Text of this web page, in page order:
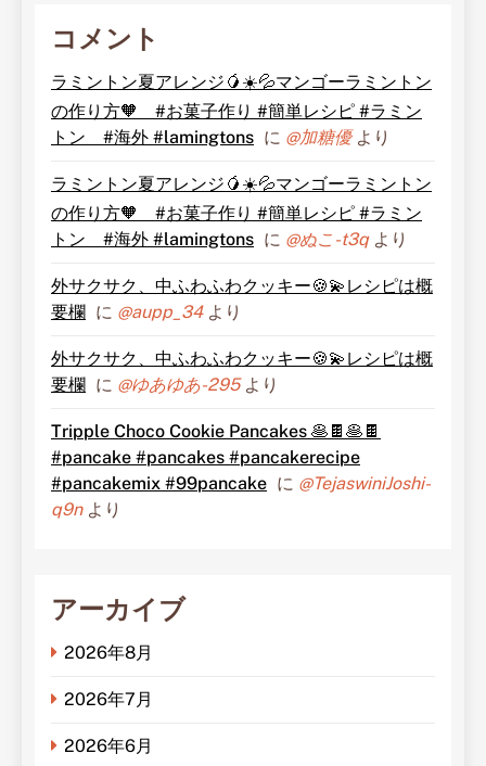
コメント
ラミントン夏アレンジ🥭☀️💦マンゴーラミントン
の作り方🧡 #お菓子作り #簡単レシピ #ラミン
トン #海外 #lamingtons に @加糖優より
ラミントン夏アレンジ🥭☀️💦マンゴーラミントン
の作り方🧡 #お菓子作り #簡単レシピ #ラミン
トン #海外 #lamingtons に @ぬこ-t3qより
外サクサク、中ふわふわクッキー🍪💫レシピは概
要欄 に @aupp_34より
外サクサク、中ふわふわクッキー🍪💫レシピは概
要欄 に @ゆあゆあ-295より
Tripple Choco Cookie Pancakes 🥞🍫🥞🍫
#pancake #pancakes #pancakerecipe
#pancakemix #99pancake に @TejaswiniJoshi-
q9nより
アーカイブ
2026年8月
2026年7月
2026年6月